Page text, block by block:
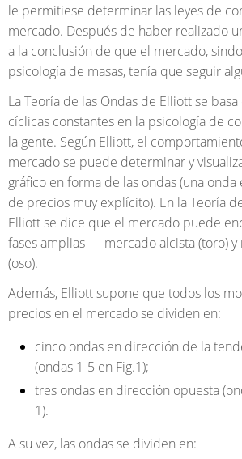
le permitiese determinar las leyes de
mercado. Después de haber realizado
a la conclusión de que el mercado,
psicología de masas, tenía que seguir
La Teoría de las Ondas de Elliott se
cíclicas constantes en la psicología de
la gente. Según Elliott, el
mercado se puede determinar y
gráfico en forma de las ondas (una
de precios muy explícito). En la Teoría
Elliott se dice que el mercado puede
fases amplias — mercado alcista (toro)
(oso).
Además, Elliott supone que todos los
precios en el mercado se dividen en:
cinco ondas en dirección de la
(ondas 1-5 en Fig.1);
tres ondas en dirección opuesta
1).
A su vez, las ondas se dividen en: